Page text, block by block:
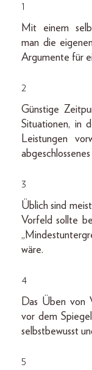
1
Mit einem
man die
Argumente für
2
Günstige
Situationen, in
Leistungen
3
Üblich sind
Vorfeld sollte
wäre.
4
Das Üben von
vor dem
selbstbewusst
5